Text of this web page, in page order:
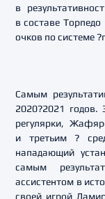
в
в составе
очков по системе
Самым
2020?2021
регулярки,
и третьим ?
нападающий
самым
ассистентом в
своей игрой